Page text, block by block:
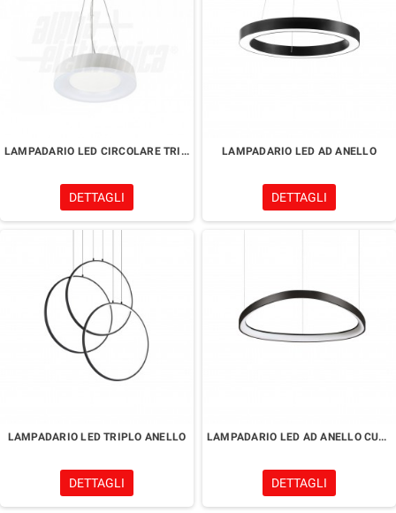
LAMPADARIO LED CIRCOLARE TRI-WHITE
DETTAGLI
LAMPADARIO LED AD ANELLO
DETTAGLI
LAMPADARIO LED TRIPLO ANELLO
DETTAGLI
LAMPADARIO LED AD ANELLO CURVO
DETTAGLI